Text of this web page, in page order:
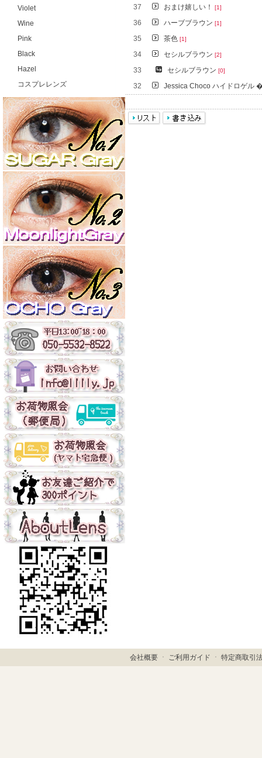
Violet
Wine
Pink
Black
Hazel
コスプレレンズ
37 おまけ嬉しい！ [1]
36 ハーブブラウン [1]
35 茶色 [1]
34 セシルブラウン [2]
33 セシルブラウン [0]
32 Jessica Choco ハイドロゲル
会社概要ㆍ ご利用ガイド ㆍ 特定商取引